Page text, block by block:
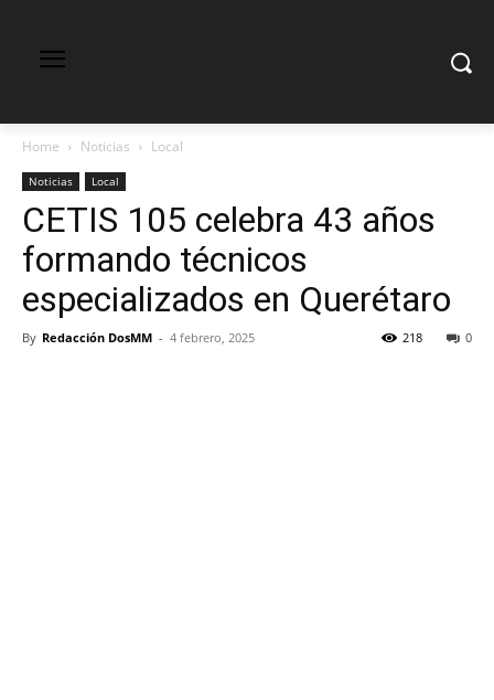
Home Noticias Local
Noticias Local
CETIS 105 celebra 43 años
formando técnicos
especializados en Querétaro
By Redacción DosMM - 4 febrero, 2025 0
218